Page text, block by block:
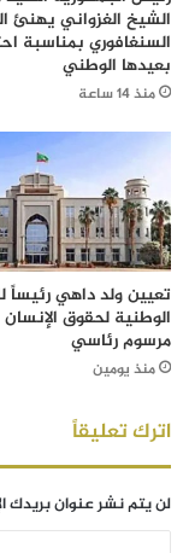
الشيخ الغزواني يهنئ
السنغافوري بمناسبة
بعيدها الوطني
منذ 14 ساعة
تعيين ولد داهي رئيساً
الوطنية لحقوق
مرسوم رئاسي
منذ يومين
اترك تعليقاً
لن يتم نشر عنوان بريدك